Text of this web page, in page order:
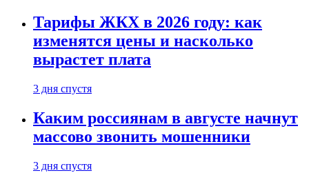
Тарифы ЖКХ в 2026 году: как
изменятся цены и насколько
вырастет плата
3 дня спустя
Каким россиянам в августе начнут
массово звонить мошенники
3 дня спустя